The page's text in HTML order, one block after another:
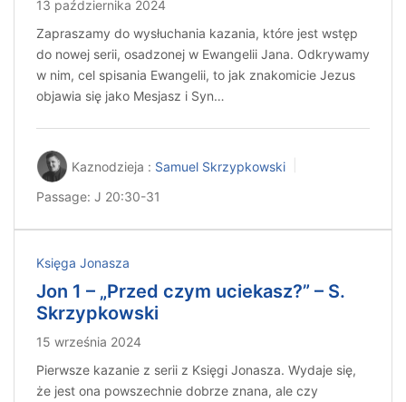
13 października 2024
Zapraszamy do wysłuchania kazania, które jest wstęp
do nowej serii, osadzonej w Ewangelii Jana. Odkrywamy
w nim, cel spisania Ewangelii, to jak znakomicie Jezus
objawia się jako Mesjasz i Syn…
Kaznodzieja : Samuel Skrzypkowski
Passage: J 20:30-31
Księga Jonasza
Jon 1 – „Przed czym uciekasz?” – S.
Skrzypkowski
15 września 2024
Pierwsze kazanie z serii z Księgi Jonasza. Wydaje się,
że jest ona powszechnie dobrze znana, ale czy